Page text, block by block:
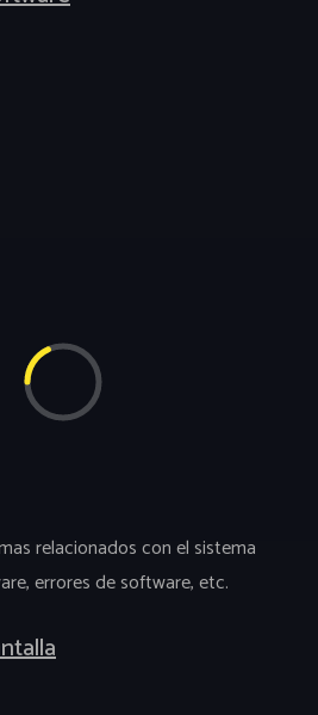
relacionados con el sistema
errores de software, etc.